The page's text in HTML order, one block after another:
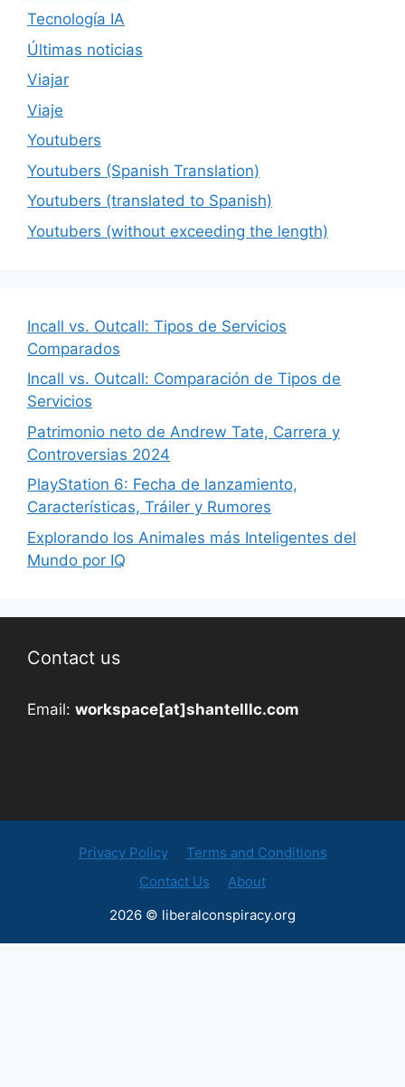
Tecnología IA
Últimas noticias
Viajar
Viaje
Youtubers
Youtubers (Spanish Translation)
Youtubers (translated to Spanish)
Youtubers (without exceeding the length)
Incall vs. Outcall: Tipos de Servicios
Comparados
Incall vs. Outcall: Comparación de Tipos de
Servicios
Patrimonio neto de Andrew Tate, Carrera y
Controversias 2024
PlayStation 6: Fecha de lanzamiento,
Características, Tráiler y Rumores
Explorando los Animales más Inteligentes del
Mundo por IQ
Contact us
Email: workspace[at]shantelllc.com
Privacy Policy
Terms and Conditions
Contact Us
About
2026 © liberalconspiracy.org